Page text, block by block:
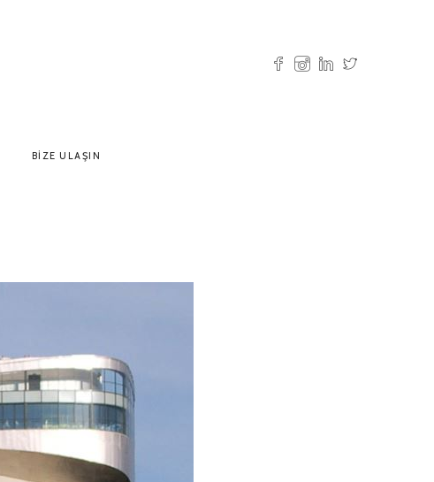
BIZE ULAŞIN